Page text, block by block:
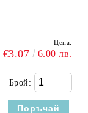
Цена:
€3.07 6.00 лв.
Брой: